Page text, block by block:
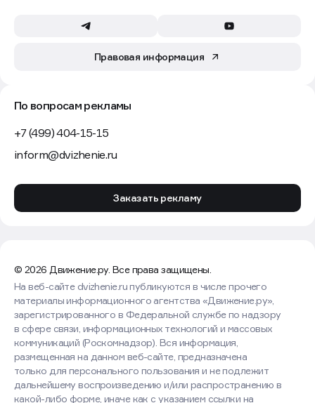
Правовая информация
По вопросам рекламы
+7 (499) 404-15-15
inform@dvizhenie.ru
Заказать рекламу
© 2026 Движение.ру. Все права защищены.
На веб-сайте dvizhenie.ru публикуются в числе прочего
материалы информационного агентства «Движение.ру»,
зарегистрированного в Федеральной службе по надзору
в сфере связи, информационных технологий и массовых
коммуникаций (Роскомнадзор). Вся информация,
размещенная на данном веб-сайте, предназначена
только для персонального пользования и не подлежит
дальнейшему воспроизведению и/или распространению в
какой-либо форме, иначе как с указанием ссылки на